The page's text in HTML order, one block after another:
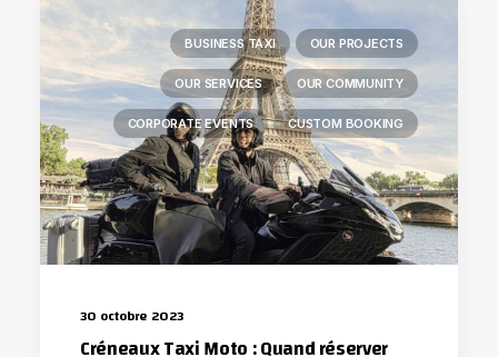
BUSINESS TAXI OUR PROJECTS
OUR SERVICES OUR COMMUNITY
CORPORATE EVENTS CUSTOM BOOKING
30 octobre 2023
Créneaux Taxi Moto : Quand réserver